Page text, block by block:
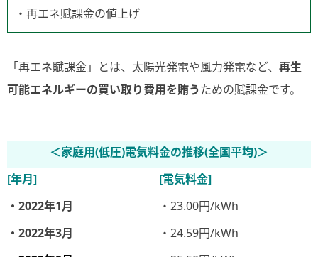
・再エネ賦課金の値上げ
「再エネ賦課金」とは、太陽光発電や風力発電など、 再生
可能エネルギーの買い取り費用を賄うための賦課金です。
＜家庭用(低圧)電気料金の推移(全国平均)＞
[年月]
[電気料金]
・2022年1月
・23.00円/kWh
・2022年3月
・24.59円/kWh